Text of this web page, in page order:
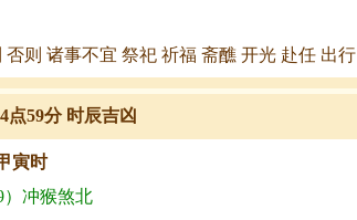
则 诸事不宜 祭祀 祈福 斋醮 开光 赴任 出行
点59分 时辰吉凶
寅时
）冲猴煞北